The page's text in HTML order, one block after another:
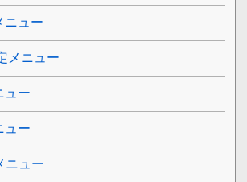
ニュー
メニュー
ュー
ュー
ニュー